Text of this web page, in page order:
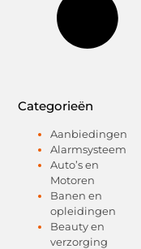
Categorieën
Aanbiedingen
Alarmsysteem
Auto’s en
Motoren
Banen en
opleidingen
Beauty en
verzorging